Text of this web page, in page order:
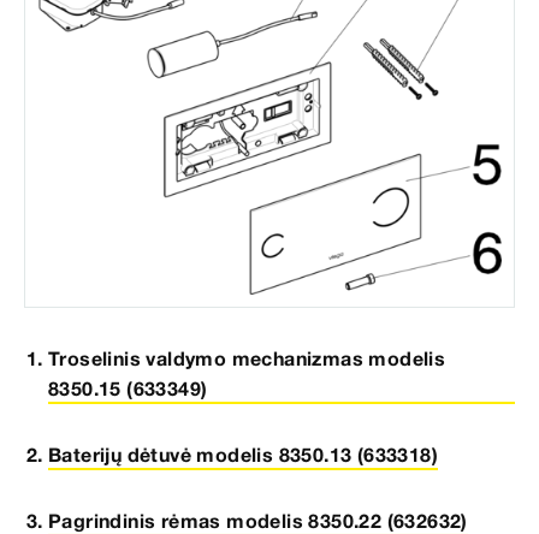
Troselinis valdymo mechanizmas modelis
8350.15 (633349)
Baterijų dėtuvė modelis 8350.13 (633318)
Pagrindinis rėmas modelis 8350.22 (632632)